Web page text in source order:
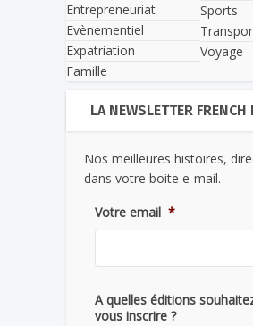
Entrepreneuriat
Evènementiel
Expatriation
Famille
Sports
Voyage
LA NEWSLETTER
Nos meilleures histoires,
dans votre boite e-mail.
Votre email *
A quelles éditions
vous inscrire ?